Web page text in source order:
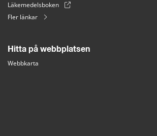
Läkemedelsboken
Fler länkar
Hitta på webbplatsen
Webbkarta